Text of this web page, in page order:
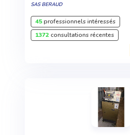
SAS BERAUD
45professionnels intéressés
1372consultations récentes